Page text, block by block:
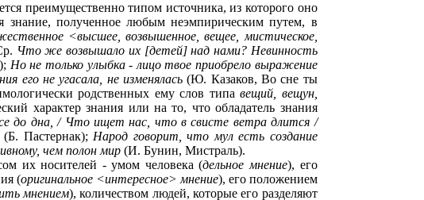
преимущественно типом источника, из которого оно
знание, полученное любым неэмпирическим путем, в
<высшее, возвышенное, вещее, мистическое,
Что же возвышало их [детей] над нами? Невинность
Но не только улыбка - лицо твое приобрело выражение
его не угасала, не изменялась(Ю. Казаков, Во сне ты
родственных ему слов типавещий, вещун,
характер знания или на то, что обладатель знания
до дна, / Что ищет нас, что в свисте ветра длится /
Пастернак); Народ говорит, что мул есть создание
чем полон мир (И. Бунин, Мистраль).
их носителей - умом человека (дельное мнение), его
(оригинальное <интересное> мнение), его положением
мнением), количеством людей, которые его разделяют